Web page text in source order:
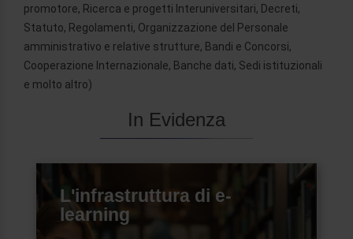
promotore, Ricerca e progetti Interuniversitari, Decreti,
Statuto, Regolamenti, Organizzazione del Personale
amministrativo e relative strutture, Bandi e Concorsi,
Cooperazione Internazionale, Banche dati, Sedi istituzionali
e molto altro)
In Evidenza
L'infrastruttura di e-
learning